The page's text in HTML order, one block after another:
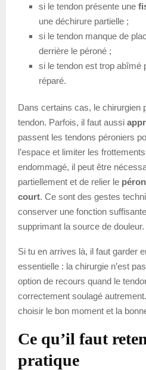
si le tendon présente une
une déchirure partielle ;
si le tendon manque de
derrière le péroné ;
si le tendon est trop abîmé
réparé.
Dans certains cas, le chirurgien
tendon. Parfois, il faut aussi
passent les tendons péroniers
l’espace et limiter les
endommagé, il peut être
partiellement et de relier le
court. Ce sont des gestes
conserver une fonction
supprimant la source de douleur.
Si tu en arrives là, il faut garder
essentielle : la chirurgie n’est
option de recours quand le
correctement soulagé
choisir le bon moment et la
Ce qu’il faut
pratique